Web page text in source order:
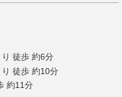
徒歩 約6分
徒歩 約10分
約11分